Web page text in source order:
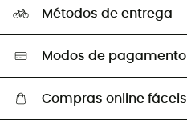
Trocas & Devoluções
Os nossos embaixadores
Seleção eco-responsável
Métodos de entrega
Modos de pagamento
Compras online fáceis